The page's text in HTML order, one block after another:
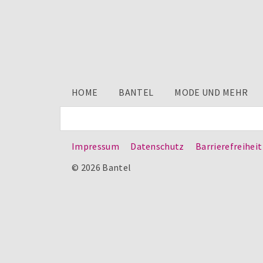
HOME BANTEL MODE UND MEHR
Impressum Datenschutz
Barrierefreiheit
© 2026 Bantel